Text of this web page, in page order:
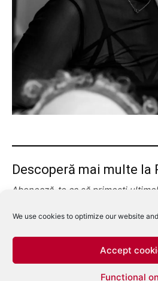
We use cookies to optimize our website
Accept
Functional
Descoperă mai multe la
Abonează-te ca să primești